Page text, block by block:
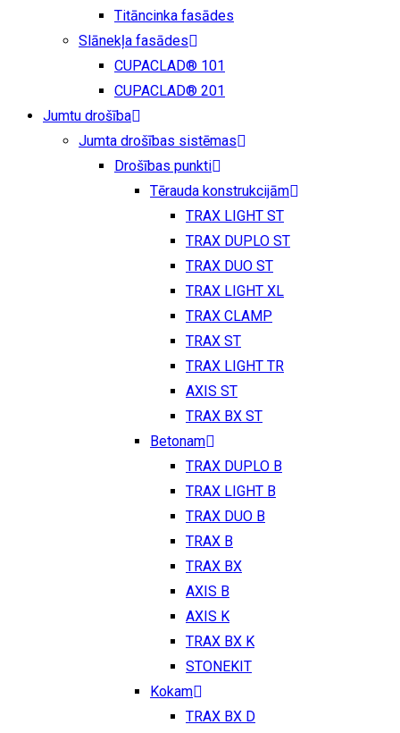
Titāncinka fasādes
Slānekļa fasādes
CUPACLAD® 101
CUPACLAD® 201
Jumtu drošība
Jumta drošības sistēmas
Drošības punkti
Tērauda konstrukcijām
TRAX LIGHT ST
TRAX DUPLO ST
TRAX DUO ST
TRAX LIGHT XL
TRAX CLAMP
TRAX ST
TRAX LIGHT TR
AXIS ST
TRAX BX ST
Betonam
TRAX DUPLO B
TRAX LIGHT B
TRAX DUO B
TRAX B
TRAX BX
AXIS B
AXIS K
TRAX BX K
STONEKIT
Kokam
TRAX BX D